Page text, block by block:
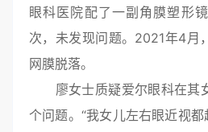
眼科医院配了一副角膜塑形
次，未发现问题。2021年4月
网膜脱落。
廖女士质疑爱尔眼科在其
个问题。“我女儿左右眼近视